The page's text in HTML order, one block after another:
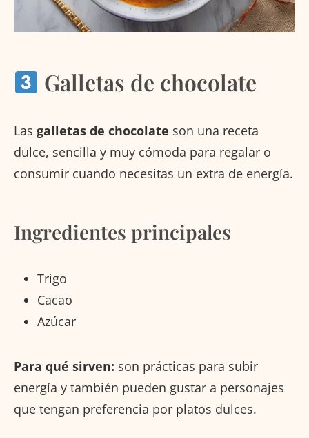
Galletas de chocolate
Las galletas de chocolate son una receta
dulce, sencilla y muy cómoda para regalar o
consumir cuando necesitas un extra de energía.
Ingredientes principales
Trigo
Cacao
Azúcar
Para qué sirven: son prácticas para subir
energía y también pueden gustar a personajes
que tengan preferencia por platos dulces.